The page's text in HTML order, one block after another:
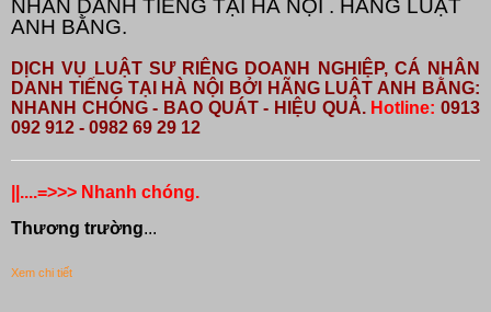
NHÂN DANH TIẾNG TẠI HÀ NỘI . HÃNG LUẬT
ANH BẰNG.
DỊCH VỤ LUẬT SƯ RIÊNG DOANH NGHIỆP, CÁ NHÂN
DANH TIẾNG TẠI HÀ NỘI BỞI HÃNG LUẬT ANH BẰNG:
NHANH CHÓNG - BAO QUÁT - HIỆU QUẢ. Hotline: 0913
092 912 - 0982 69 29 12
||....=>>> Nhanh chóng.
Thương trường...
Xem chi tiết